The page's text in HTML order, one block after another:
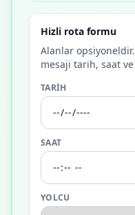
Hizli rota formu
Alanlar
mesaji tarih, saat
TARIH
SAAT
YOLCU